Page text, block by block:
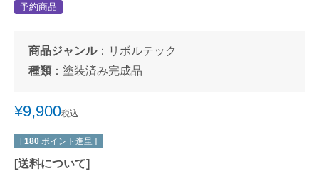
予約商品
商品ジャンル： リボルテック
種類 ： 塗装済み完成品
¥9,900税込
[ 180 ポイント進呈 ]
[送料について]